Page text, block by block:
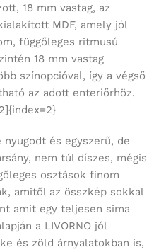
18 mm vastag, az
MDF, amely jól
függőleges ritmusú
18 mm vastag
színopcióval, így a végső
az adott enteriőrhöz.
és egyszerű, de
nem túl díszes, mégis
osztások finom
amitől az összkép sokkal
amit egy teljesen sima
a LIVORNO jól
és zöld árnyalatokban is,